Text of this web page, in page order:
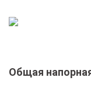
Общая